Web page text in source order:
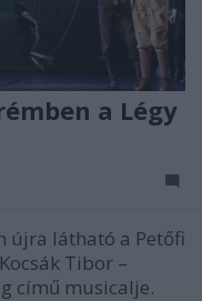
a Légy
újra látható a Petőfi
Tibor –
című musicalje.